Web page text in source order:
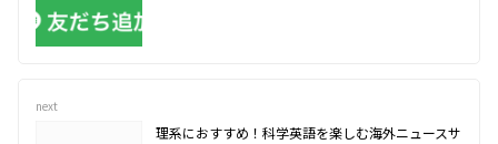
next
理系におすすめ！科学英語を楽しむ海外ニュースサ